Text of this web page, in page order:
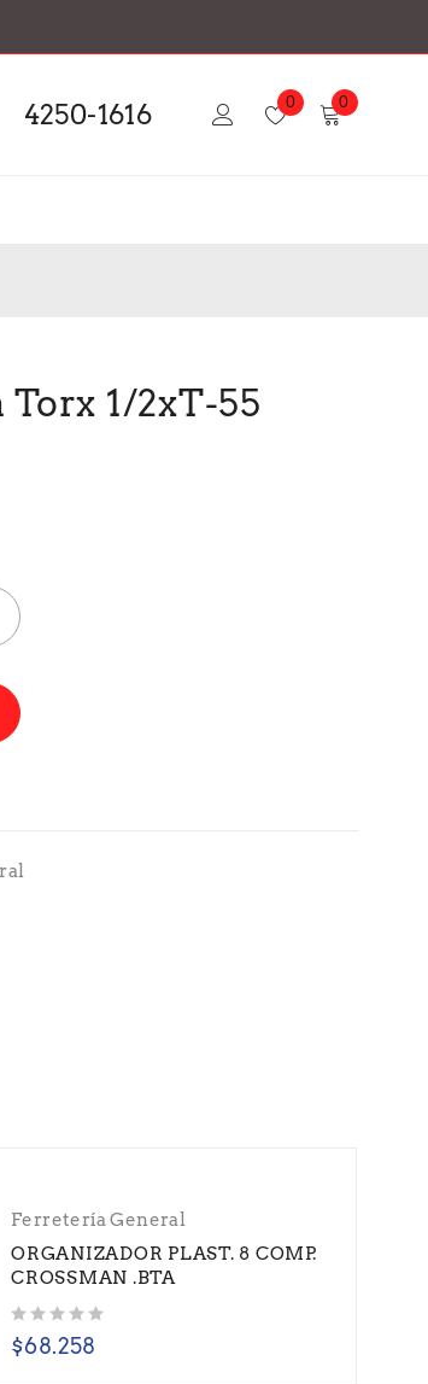
4250-1616 0 0
1/2xT-55
Ferretería General
ORGANIZADOR PLAST. 8 COMP.
CROSSMAN .BTA
$68.258